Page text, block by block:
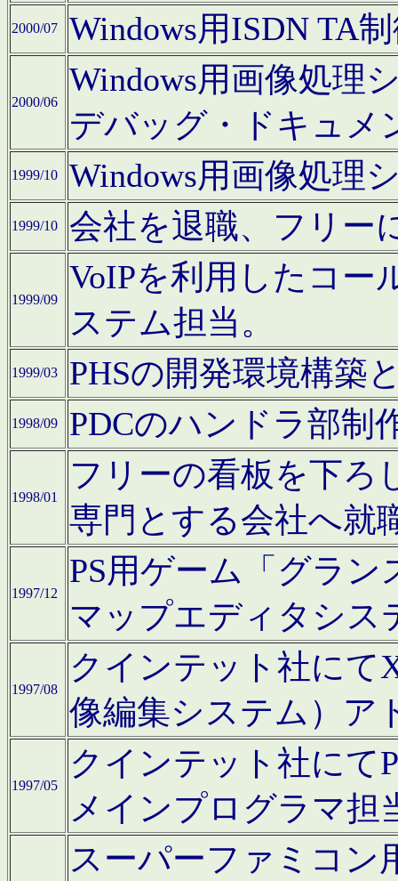
2000/07 Windows用ISDN TA
2000/06
Windows用画像処理
デバッグ・ドキュメ
1999/10 Windows用画像処理
1999/10 会社を退職、フリー
1999/09
VoIPを利用したコー
ステム担当。
1999/03 PHSの開発環境構築
1998/09 PDCのハンドラ部制
1998/01
フリーの看板を下ろ
専門とする会社へ就
1997/12
PS用ゲーム「グラン
マップエディタシス
1997/08
クインテット社にて
像編集システム）ア
1997/05
クインテット社にて
メインプログラマ担
スーパーファミコン